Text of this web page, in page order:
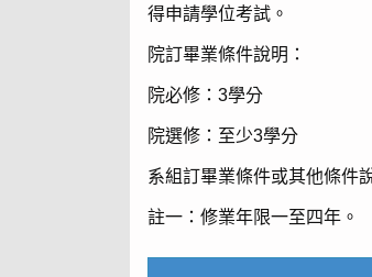
得申請學位考試。
院訂畢業條件說明：
院必修：3學分
院選修：至少3學分
系組訂畢業條件或其他條件
註一：修業年限一至四年。